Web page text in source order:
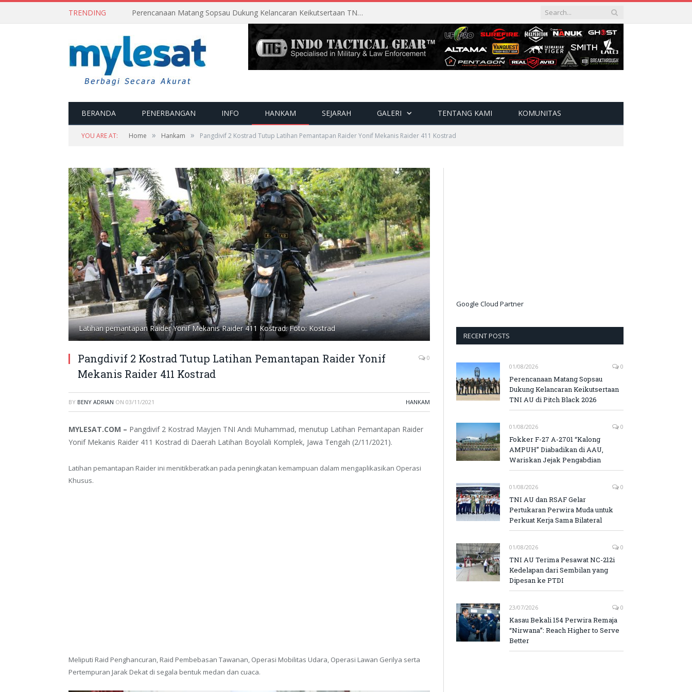
TRENDING Perencanaan Matang Sopsau Dukung Kelancaran Keikutsertaan TNI AU di Pitch Black 2026
BERANDA PENERBANGAN INFO HANKAM SEJARAH GALERI TENTANG KAMI KOMUNITAS
YOU ARE AT: Home » Hankam » Pangdivif 2 Kostrad Tutup Latihan Pemantapan Raider Yonif Mekanis Raider 411 Kostrad
Latihan pemantapan Raider Yonif Mekanis Raider 411 Kostrad. Foto: Kostrad
Pangdivif 2 Kostrad Tutup Latihan Pemantapan Raider Yonif
Mekanis Raider 411 Kostrad
0
BY BENY ADRIAN ON 03/11/2021 HANKAM
MYLESAT.COM – Pangdivif 2 Kostrad Mayjen TNI Andi Muhammad, menutup Latihan Pemantapan Raider
Yonif Mekanis Raider 411 Kostrad di Daerah Latihan Boyolali Komplek, Jawa Tengah (2/11/2021).
Latihan pemantapan Raider ini menitikberatkan pada peningkatan kemampuan dalam mengaplikasikan Operasi
Khusus.
Meliputi Raid Penghancuran, Raid Pembebasan Tawanan, Operasi Mobilitas Udara, Operasi Lawan Gerilya serta
Pertempuran Jarak Dekat di segala bentuk medan dan cuaca.
Google Cloud Partner
RECENT POSTS
01/08/2026 0
Perencanaan Matang Sopsau
Dukung Kelancaran Keikutsertaan
TNI AU di Pitch Black 2026
01/08/2026 0
Fokker F-27 A-2701 “Kalong
AMPUH” Diabadikan di AAU,
Wariskan Jejak Pengabdian
01/08/2026 0
TNI AU dan RSAF Gelar
Pertukaran Perwira Muda untuk
Perkuat Kerja Sama Bilateral
01/08/2026 0
TNI AU Terima Pesawat NC-212i
Kedelapan dari Sembilan yang
Dipesan ke PTDI
23/07/2026 0
Kasau Bekali 154 Perwira Remaja
“Nirwana”: Reach Higher to Serve
Better